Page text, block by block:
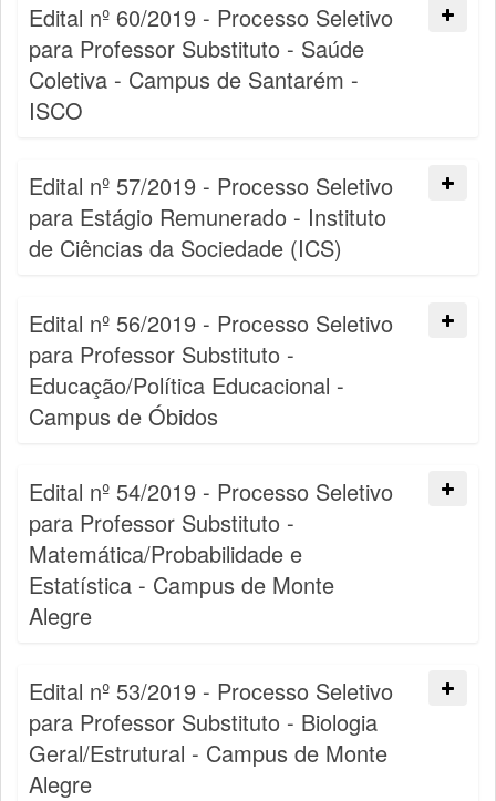
Edital nº 60/2019 - Processo Seletivo
para Professor Substituto - Saúde
Coletiva - Campus de Santarém -
ISCO
Edital nº 57/2019 - Processo Seletivo
para Estágio Remunerado - Instituto
de Ciências da Sociedade (ICS)
Edital nº 56/2019 - Processo Seletivo
para Professor Substituto -
Educação/Política Educacional -
Campus de Óbidos
Edital nº 54/2019 - Processo Seletivo
para Professor Substituto -
Matemática/Probabilidade e
Estatística - Campus de Monte
Alegre
Edital nº 53/2019 - Processo Seletivo
para Professor Substituto - Biologia
Geral/Estrutural - Campus de Monte
Alegre